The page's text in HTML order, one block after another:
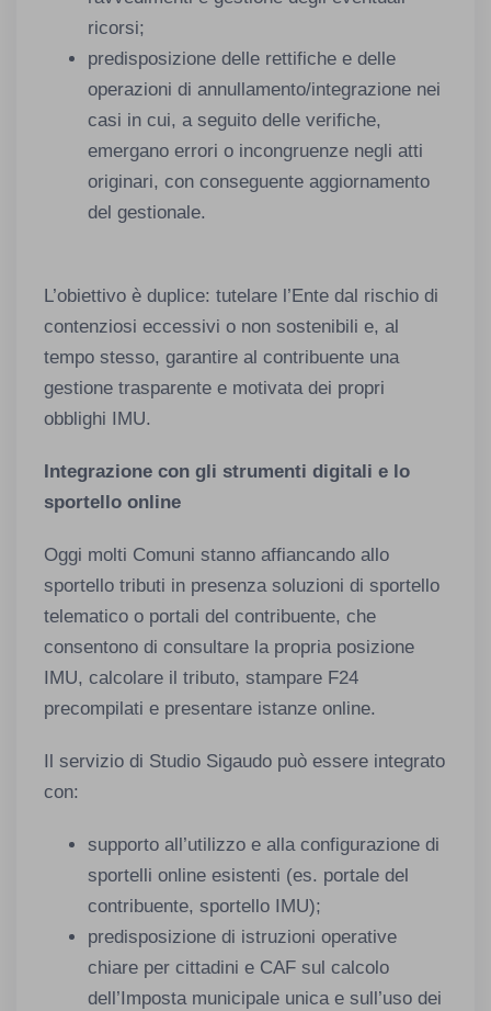
ricorsi;
predisposizione delle rettifiche e delle
operazioni di annullamento/integrazione nei
casi in cui, a seguito delle verifiche,
emergano errori o incongruenze negli atti
originari, con conseguente aggiornamento
del gestionale.
L’obiettivo è duplice: tutelare l’Ente dal rischio di
contenziosi eccessivi o non sostenibili e, al
tempo stesso, garantire al contribuente una
gestione trasparente e motivata dei propri
obblighi IMU.
Integrazione con gli strumenti digitali e lo
sportello online
Oggi molti Comuni stanno affiancando allo
sportello tributi in presenza soluzioni di sportello
telematico o portali del contribuente, che
consentono di consultare la propria posizione
IMU, calcolare il tributo, stampare F24
precompilati e presentare istanze online.
Il servizio di Studio Sigaudo può essere integrato
con:
supporto all’utilizzo e alla configurazione di
sportelli online esistenti (es. portale del
contribuente, sportello IMU);
predisposizione di istruzioni operative
chiare per cittadini e CAF sul calcolo
dell’Imposta municipale unica e sull’uso dei